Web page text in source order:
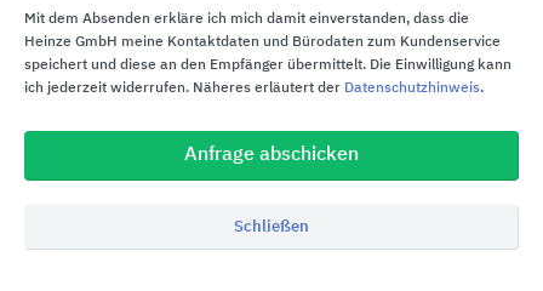
Mit dem Absenden erkläre ich mich damit einverstanden, dass die
Heinze GmbH meine Kontaktdaten und Bürodaten zum Kundenservice
speichert und diese an den Empfänger übermittelt. Die Einwilligung kann
ich jederzeit widerrufen. Näheres erläutert der Datenschutzhinweis.
Anfrage abschicken
Schließen